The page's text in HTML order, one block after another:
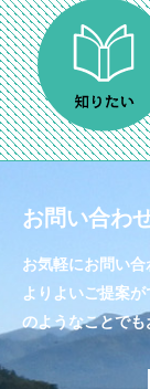
お問い合わ
お気軽にお問い合
よりよいご提案
のようなことでも